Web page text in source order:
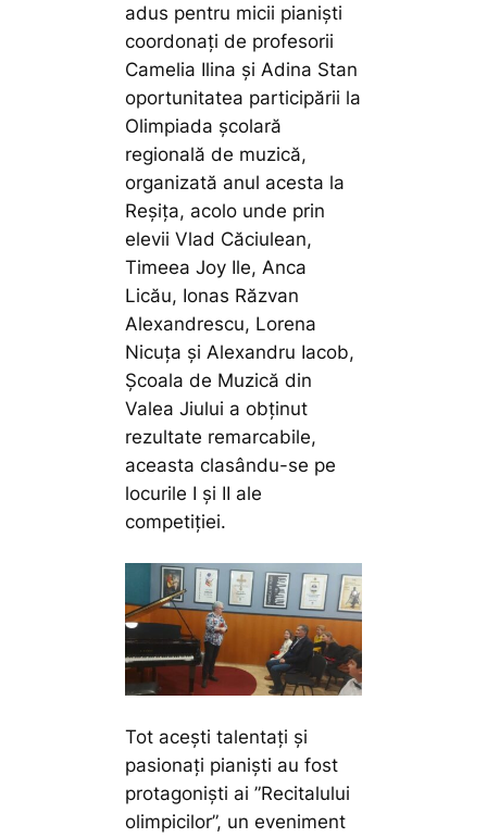
adus pentru micii pianiști
coordonați de profesorii
Camelia Ilina și Adina Stan
oportunitatea participării la
Olimpiada școlară
regională de muzică,
organizată anul acesta la
Reșița, acolo unde prin
elevii Vlad Căciulean,
Timeea Joy Ile, Anca
Licău, Ionas Răzvan
Alexandrescu, Lorena
Nicuța și Alexandru Iacob,
Școala de Muzică din
Valea Jiului a obținut
rezultate remarcabile,
aceasta clasându-se pe
locurile I și II ale
competiției.
Tot acești talentați și
pasionați pianiști au fost
protagoniști ai ”Recitalului
olimpicilor”, un eveniment